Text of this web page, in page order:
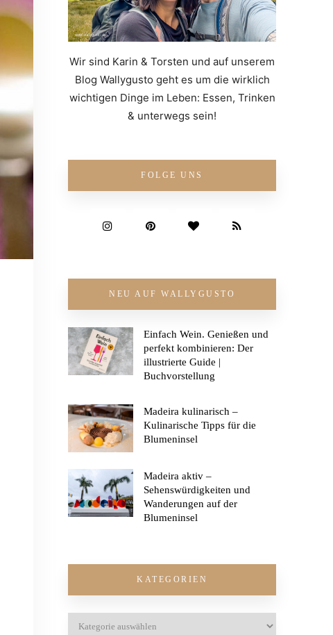
Wir sind Karin & Torsten und auf unserem
Blog Wallygusto geht es um die wirklich
wichtigen Dinge im Leben: Essen, Trinken
& unterwegs sein!
FOLGE UNS
NEU AUF WALLYGUSTO
Einfach Wein. Genießen und
perfekt kombinieren: Der
illustrierte Guide |
Buchvorstellung
Madeira kulinarisch –
Kulinarische Tipps für die
Blumeninsel
Madeira aktiv –
Sehenswürdigkeiten und
Wanderungen auf der
Blumeninsel
KATEGORIEN